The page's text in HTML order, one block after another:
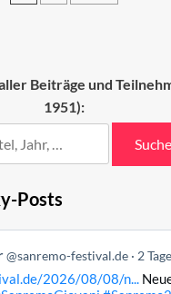
Beiträge
Beiträge und
1951):
Suche
Posts
@sanremo-festival.de 2
2026/08/08/n...